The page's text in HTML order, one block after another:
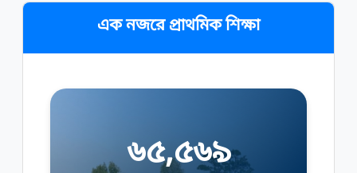
এক নজরে প্রাথমিক শিক্ষা
৬৫,৫৬৯